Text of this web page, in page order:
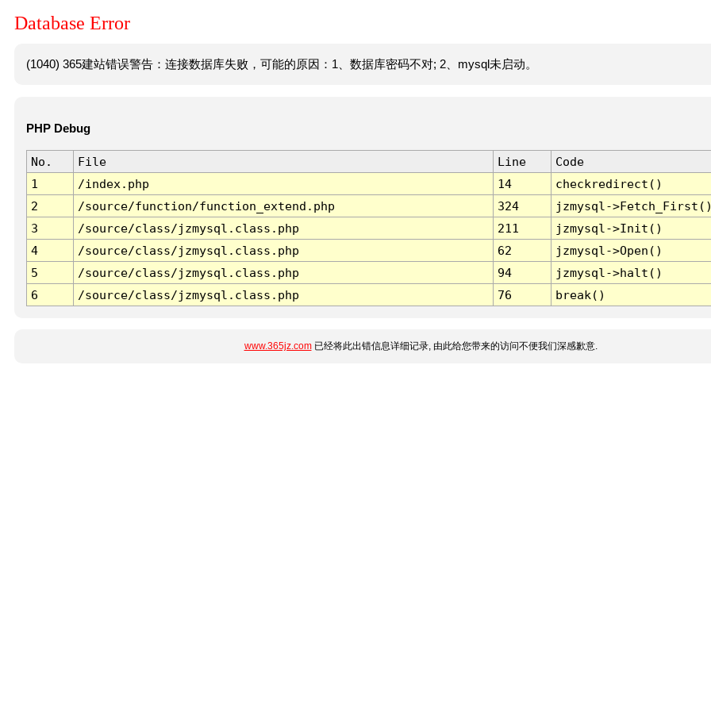
Database Error
(1040) 365建站错误警告：连接数据库失败，可能的原因：1、数据库密码不对; 2、mysql未启动。
PHP Debug
No. File Line
Code
1
/index.php 14
checkredirect()
2
/source/function/function_extend.php 324
jzmysql-
3
/source/class/jzmysql.class.php 211
jzmysql->Init()
4
/source/class/jzmysql.class.php 62
jzmysql->Open()
5
/source/class/jzmysql.class.php 94
jzmysql->halt()
6
/source/class/jzmysql.class.php 76 break()
www.365jz.com已经将此出错信息详细记录, 由此给您带来的访问不便我们深感歉意.